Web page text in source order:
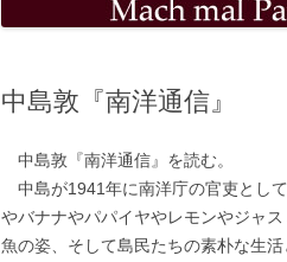
中島敦『南洋通信』
中島敦『南洋通信』を読む。
中島が1941年に南洋庁の官吏とし
やバナナやパパイヤやレモンやジャ
魚の姿、そして島民たちの素朴な生